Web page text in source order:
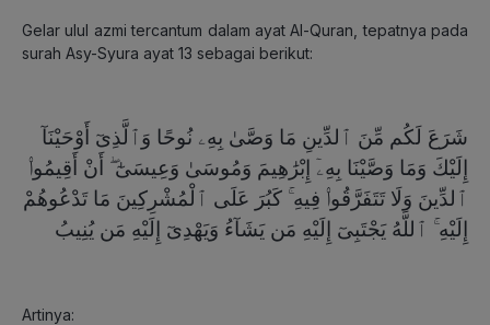
Gelar ulul azmi tercantum dalam ayat Al-Quran, tepatnya pada
surah Asy-Syura ayat 13 sebagai berikut:
شَرَعَ لَكُم مِّنَ ٱلدِّينِ مَا وَصَّىٰ بِهِۦ نُوحًا وَٱلَّذِىٓ أَوْحَيْنَآ
إِلَيْكَ وَمَا وَصَّيْنَا بِهِۦٓ إِبْرَٰهِيمَ وَمُوسَىٰ وَعِيسَىٰٓ ۖ أَنْ أَقِيمُوا۟
ٱلدِّينَ وَلَا تَتَفَرَّقُوا۟ فِيهِ ۚ كَبُرَ عَلَى ٱلْمُشْرِكِينَ مَا تَدْعُوهُمْ
إِلَيْهِ ۚ ٱللَّهُ يَجْتَبِىٓ إِلَيْهِ مَن يَشَآءُ وَيَهْدِىٓ إِلَيْهِ مَن يُنِيبُ
Artinya: